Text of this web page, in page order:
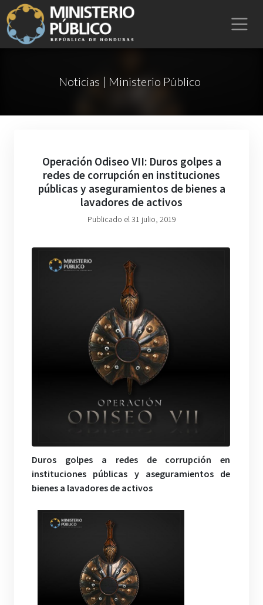
Noticias | Ministerio Público
Operación Odiseo VII: Duros golpes a
redes de corrupción en instituciones
públicas y aseguramientos de bienes a
lavadores de activos
Publicado el 31 julio, 2019
Duros golpes a redes de corrupción en
instituciones públicas y aseguramientos de
bienes a lavadores de activos